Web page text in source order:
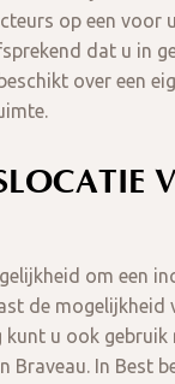
op een voor
dat u in
over een
om een
de mogelijkheid
u ook gebruik
Braveau. In Best